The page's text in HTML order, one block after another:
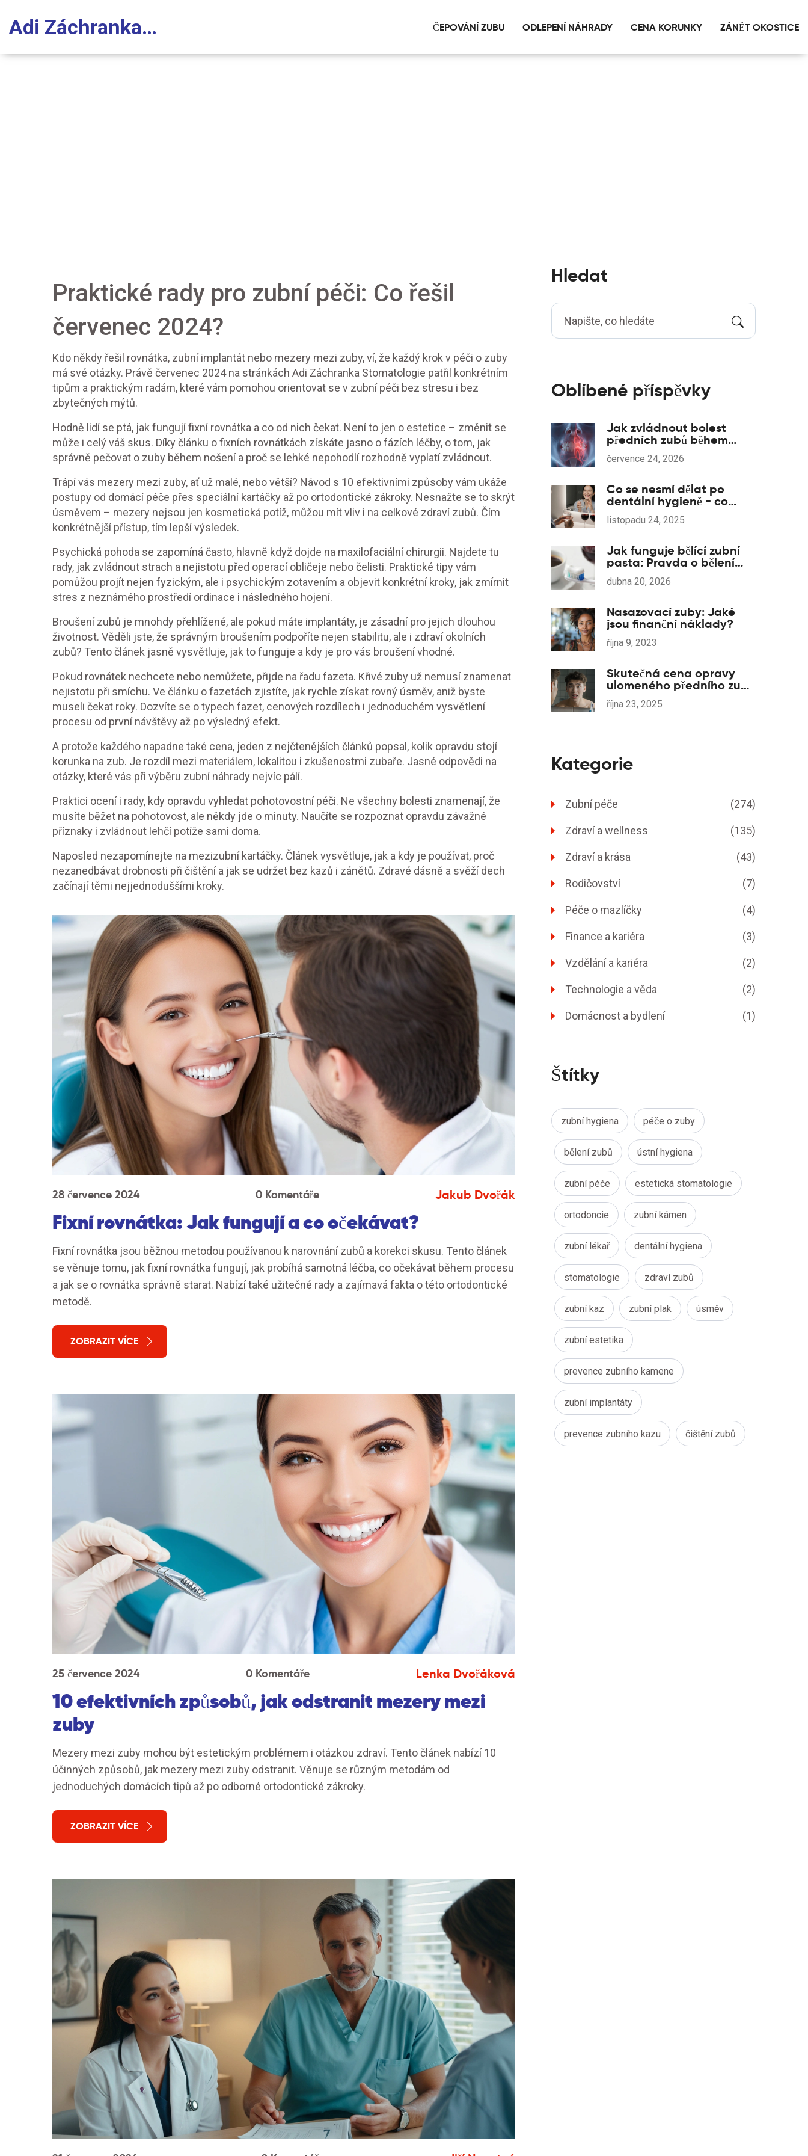
Adi Záchranka Stomatologie ČEPOVÁNÍ ZUBU ODLEPENÍ NÁHRADY CENA KORUNKY ZÁNĚT OKOSTICE
Praktické rady pro zubní péči: Co řešil
červenec 2024?
Kdo někdy řešil rovnátka, zubní implantát nebo mezery mezi zuby, ví, že každý krok v péči o zuby
má své otázky. Právě červenec 2024 na stránkách Adi Záchranka Stomatologie patřil konkrétním
tipům a praktickým radám, které vám pomohou orientovat se v zubní péči bez stresu i bez
zbytečných mýtů.
Hodně lidí se ptá, jak fungují fixní rovnátka a co od nich čekat. Není to jen o estetice – změnit se
může i celý váš skus. Díky článku o fixních rovnátkách získáte jasno o fázích léčby, o tom, jak
správně pečovat o zuby během nošení a proč se lehké nepohodlí rozhodně vyplatí zvládnout.
Trápí vás mezery mezi zuby, ať už malé, nebo větší? Návod s 10 efektivními způsoby vám ukáže
postupy od domácí péče přes speciální kartáčky až po ortodontické zákroky. Nesnažte se to skrýt
úsměvem – mezery nejsou jen kosmetická potíž, můžou mít vliv i na celkové zdraví zubů. Čím
konkrétnější přístup, tím lepší výsledek.
Psychická pohoda se zapomíná často, hlavně když dojde na maxilofaciální chirurgii. Najdete tu
rady, jak zvládnout strach a nejistotu před operací obličeje nebo čelisti. Praktické tipy vám
pomůžou projít nejen fyzickým, ale i psychickým zotavením a objevit konkrétní kroky, jak zmírnit
stres z neznámého prostředí ordinace i následného hojení.
Broušení zubů je mnohdy přehlížené, ale pokud máte implantáty, je zásadní pro jejich dlouhou
životnost. Věděli jste, že správným broušením podpoříte nejen stabilitu, ale i zdraví okolních
zubů? Tento článek jasně vysvětluje, jak to funguje a kdy je pro vás broušení vhodné.
Pokud rovnátek nechcete nebo nemůžete, přijde na řadu fazeta. Křivé zuby už nemusí znamenat
nejistotu při smíchu. Ve článku o fazetách zjistíte, jak rychle získat rovný úsměv, aniž byste
museli čekat roky. Dozvíte se o typech fazet, cenových rozdílech i jednoduchém vysvětlení
procesu od první návštěvy až po výsledný efekt.
A protože každého napadne také cena, jeden z nejčtenějších článků popsal, kolik opravdu stojí
korunka na zub. Je rozdíl mezi materiálem, lokalitou i zkušenostmi zubaře. Jasné odpovědi na
otázky, které vás při výběru zubní náhrady nejvíc pálí.
Praktici ocení i rady, kdy opravdu vyhledat pohotovostní péči. Ne všechny bolesti znamenají, že
musíte běžet na pohotovost, ale někdy jde o minuty. Naučíte se rozpoznat opravdu závažné
příznaky i zvládnout lehčí potíže sami doma.
Naposled nezapomínejte na mezizubní kartáčky. Článek vysvětluje, jak a kdy je používat, proč
nezanedbávat drobnosti při čištění a jak se udržet bez kazů i zánětů. Zdravé dásně a svěží dech
začínají těmi nejjednoduššími kroky.
28 července 2024 0 Komentáře Jakub Dvořák
Fixní rovnátka: Jak fungují a co očekávat?
Fixní rovnátka jsou běžnou metodou používanou k narovnání zubů a korekci skusu. Tento článek
se věnuje tomu, jak fixní rovnátka fungují, jak probíhá samotná léčba, co očekávat během procesu
a jak se o rovnátka správně starat. Nabízí také užitečné rady a zajímavá fakta o této ortodontické
metodě.
ZOBRAZIT VÍCE
25 července 2024 0 Komentáře Lenka Dvořáková
10 efektivních způsobů, jak odstranit mezery mezi
zuby
Mezery mezi zuby mohou být estetickým problémem i otázkou zdraví. Tento článek nabízí 10
účinných způsobů, jak mezery mezi zuby odstranit. Věnuje se různým metodám od
jednoduchých domácích tipů až po odborné ortodontické zákroky.
ZOBRAZIT VÍCE
Hledat
Oblíbené příspěvky
Jak zvládnout bolest
předních zubů během
chřipkové sezóny: Příčiny
a řešení
července 24, 2026
Co se nesmí dělat po
dentální hygieně - co
vyvarovat, aby nebyly
poškozeny zuby
listopadu 24, 2025
Jak funguje bělící zubní
pasta: Pravda o bělení
zubů doma
dubna 20, 2026
Nasazovací zuby: Jaké
jsou finanční náklady?
října 9, 2023
Skutečná cena opravy
ulomeného předního zubu
v roce 2025
října 23, 2025
Kategorie
Zubní péče (274)
Zdraví a wellness (135)
Zdraví a krása (43)
Rodičovství (7)
Péče o mazlíčky (4)
Finance a kariéra (3)
Vzdělání a kariéra (2)
Technologie a věda (2)
Domácnost a bydlení (1)
Štítky
zubní hygiena péče o zuby
bělení zubů ústní hygiena
zubní péče estetická stomatologie
ortodoncie zubní kámen
zubní lékař dentální hygiena
stomatologie zdraví zubů
zubní kaz zubní plak úsměv
zubní estetika
prevence zubního kamene
zubní implantáty
prevence zubního kazu čištění zubů